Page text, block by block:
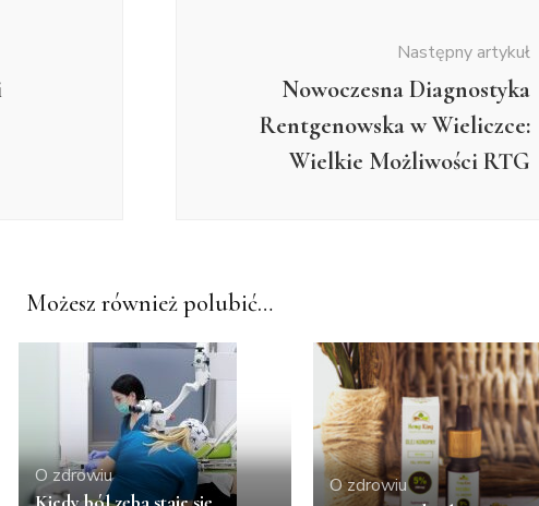
Następny artykuł
Nowoczesna Diagnostyka
Rentgenowska w Wieliczce:
Wielkie Możliwości RTG
Możesz również polubić…
O zdrowiu
Kiedy ból zęba staje się
O zdrowiu